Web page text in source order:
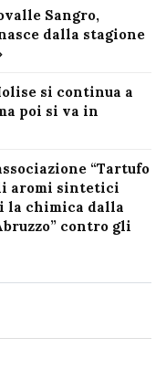
Sangro,
dalla stagione
si continua a
poi si va in
“Tartufo
aromi sintetici
la chimica dalla
contro gli